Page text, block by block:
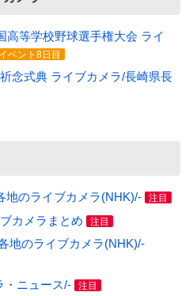
高等学校野球選手権大会 ライ
イベント8日目
念式典 ライブカメラ/長崎県長
地のライブカメラ(NHK)/- 注目
カメラまとめ 注目
地のライブカメラ(NHK)/-
・ニュース/- 注目